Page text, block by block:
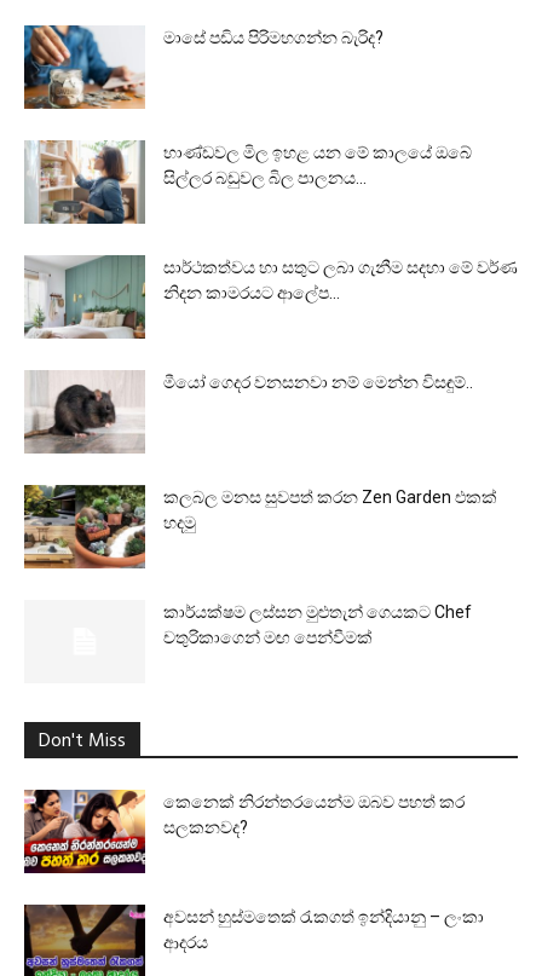
මාසේ පඩිය පිරිමහගන්න බැරිද?
භාණ්ඩවල මිල ඉහළ යන මේ කාලයේ ඔබේ
සිල්ලර බඩුවල බිල පාලනය...
සාර්ථකත්වය හා සතුට ලබා ගැනීම සදහා මේ වර්ණ
නිදන කාමරයට ආලේප...
මීයෝ ගෙදර වනසනවා නම් මෙන්න විසඳුම්..
කලබල මනස සුවපත් කරන Zen Garden එකක්
හදමු
කාර්යක්ෂම ලස්සන මුළුතැන් ගෙයකට Chef
චතුරිකාගෙන් මඟ පෙන්වීමක්
Don't Miss
කෙනෙක් නිරන්තරයෙන්ම ඔබව පහත් කර
සලකනවද?
අවසන් හුස්මතෙක් රැකගත් ඉන්දියානු – ලංකා
ආදරය